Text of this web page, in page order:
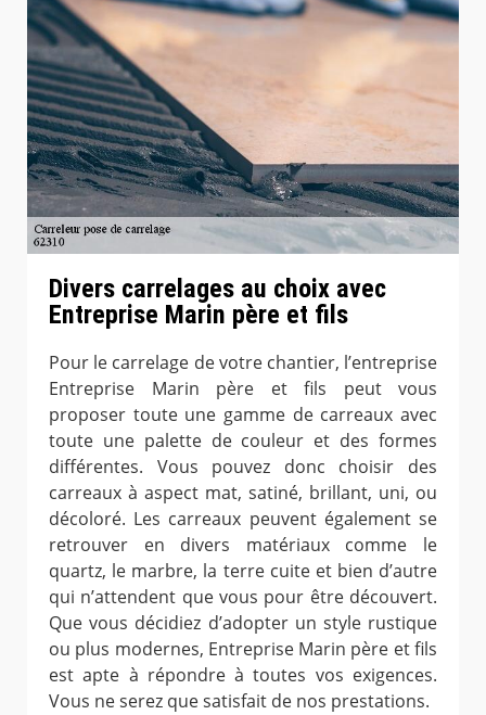
Divers carrelages au choix avec
Entreprise Marin père et fils
Pour le carrelage de votre chantier, l’entreprise
Entreprise Marin père et fils peut vous
proposer toute une gamme de carreaux avec
toute une palette de couleur et des formes
différentes. Vous pouvez donc choisir des
carreaux à aspect mat, satiné, brillant, uni, ou
décoloré. Les carreaux peuvent également se
retrouver en divers matériaux comme le
quartz, le marbre, la terre cuite et bien d’autre
qui n’attendent que vous pour être découvert.
Que vous décidiez d’adopter un style rustique
ou plus modernes, Entreprise Marin père et fils
est apte à répondre à toutes vos exigences.
Vous ne serez que satisfait de nos prestations.